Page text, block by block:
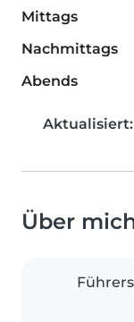
Mittags
Nachmittags
Abends
Aktualisiert:
Über